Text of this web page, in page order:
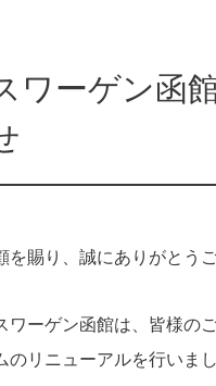
ワーゲン函
を賜り、誠にありがとうご
ワーゲン函館は、皆様の
のリニューアルを行いまし